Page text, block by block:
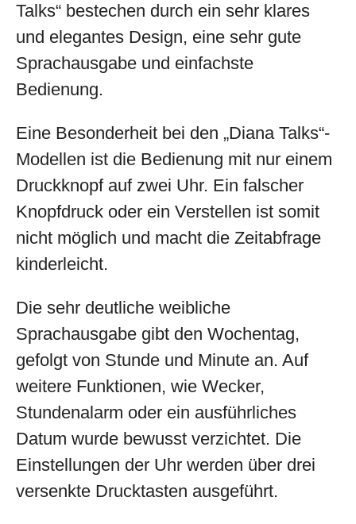
Talks“ bestechen durch ein sehr klares
und elegantes Design, eine sehr gute
Sprachausgabe und einfachste
Bedienung.
Eine Besonderheit bei den „Diana Talks“-
Modellen ist die Bedienung mit nur einem
Druckknopf auf zwei Uhr. Ein falscher
Knopfdruck oder ein Verstellen ist somit
nicht möglich und macht die Zeitabfrage
kinderleicht.
Die sehr deutliche weibliche
Sprachausgabe gibt den Wochentag,
gefolgt von Stunde und Minute an. Auf
weitere Funktionen, wie Wecker,
Stundenalarm oder ein ausführliches
Datum wurde bewusst verzichtet. Die
Einstellungen der Uhr werden über drei
versenkte Drucktasten ausgeführt.